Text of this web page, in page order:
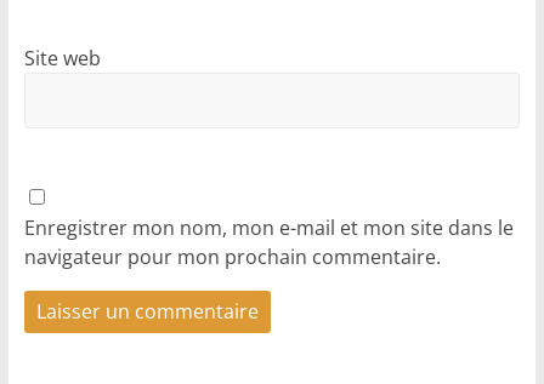
Site web
Enregistrer mon nom, mon e-mail et mon site dans le
navigateur pour mon prochain commentaire.